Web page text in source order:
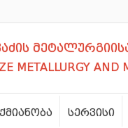
METALLURGY AND
სერვისი